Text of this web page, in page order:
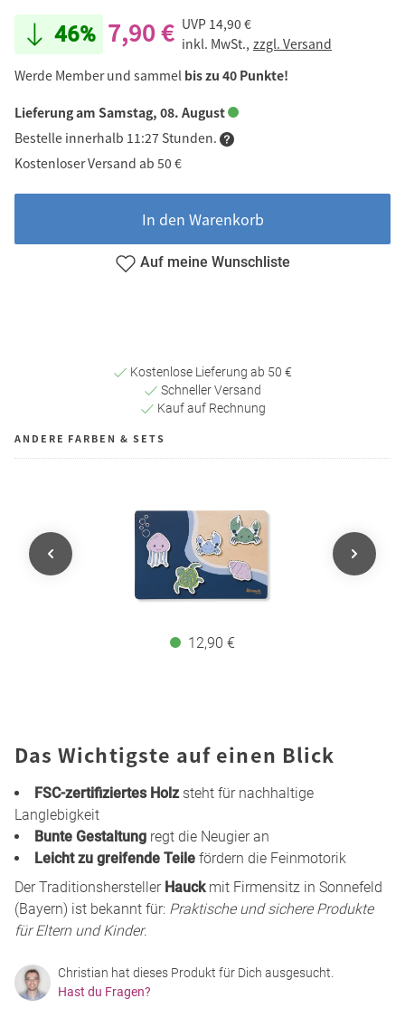
46% 7,90 € UVP 14,90 €
inkl. MwSt., zzgl. Versand
Werde Member und sammel bis zu 40 Punkte!
Lieferung am Samstag, 08. August
Bestelle innerhalb 11:27 Stunden.
Kostenloser Versand ab 50 €
In den Warenkorb
Auf meine Wunschliste
Kostenlose Lieferung ab 50 €
Schneller Versand
Kauf auf Rechnung
ANDERE FARBEN & SETS
12,90 €
Das Wichtigste auf einen Blick
FSC-zertifiziertes Holzsteht für nachhaltige
Langlebigkeit
Bunte Gestaltung regt die Neugier an
Leicht zu greifende Teile fördern die Feinmotorik
Der Traditionshersteller Hauckmit Firmensitz in Sonnefeld
(Bayern) ist bekannt für: Praktische und sichere Produkte
für Eltern und Kinder.
Christian hat dieses Produkt für Dich ausgesucht.
Hast du Fragen?